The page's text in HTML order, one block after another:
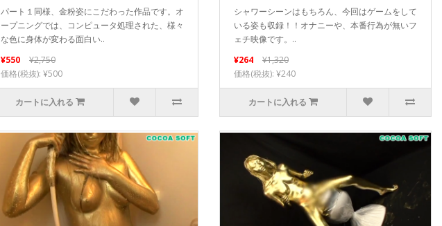
パート１同様、金粉姿にこだわった作品です。オ
ープニングでは、コンピュータ処理された、様々
な色に身体が変わる面白い..
¥550
¥2,750
価格(税抜): ¥500
カートに入れる
シャワーシーンはもちろん、今回はゲームをして
いる姿も収録！！オナニーや、本番行為が無いフ
ェチ映像です。..
¥264
¥1,320
価格(税抜): ¥240
カートに入れる